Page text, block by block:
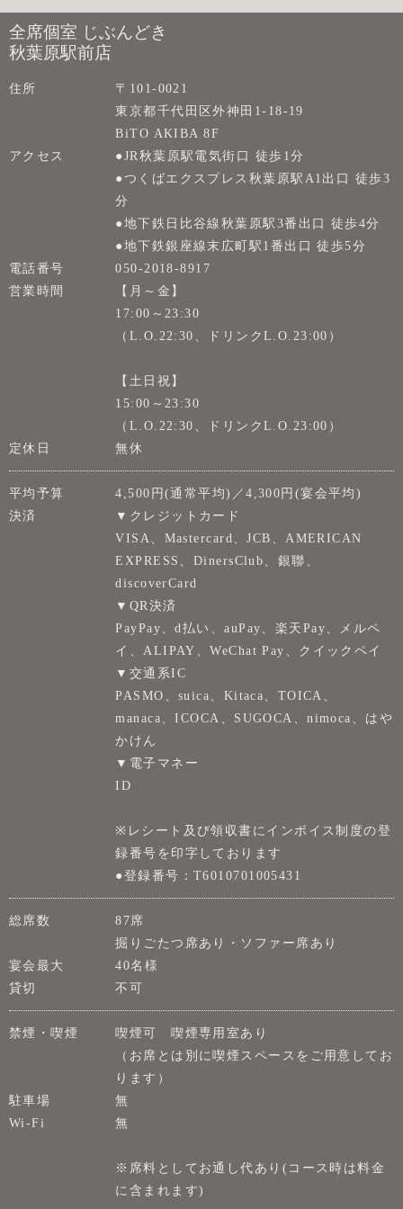
全席個室 じぶんどき
秋葉原駅前店
住所
〒101-0021
東京都千代田区外神田1-18-19
BiTO AKIBA 8F
アクセス
●JR秋葉原駅電気街口 徒歩1分
●つくばエクスプレス秋葉原駅A1出口 徒歩3
分
●地下鉄日比谷線秋葉原駅3番出口 徒歩4分
●地下鉄銀座線末広町駅1番出口 徒歩5分
電話番号
050-2018-8917
営業時間
【月～金】
17:00～23:30
（L.O.22:30、ドリンクL.O.23:00）
【土日祝】
15:00～23:30
（L.O.22:30、ドリンクL.O.23:00）
定休日
無休
平均予算
4,500円(通常平均)／4,300円(宴会平均)
決済
▼クレジットカード
VISA、Mastercard、JCB、AMERICAN
EXPRESS、DinersClub、銀聯、
discoverCard
▼QR決済
PayPay、d払い、auPay、楽天Pay、メルペ
イ、ALIPAY、WeChat Pay、クイックペイ
▼交通系IC
PASMO、suica、Kitaca、TOICA、
manaca、ICOCA、SUGOCA、nimoca、はや
かけん
▼電子マネー
ID
※レシート及び領収書にインボイス制度の登
録番号を印字しております
●登録番号：T6010701005431
総席数
87席
掘りごたつ席あり・ソファー席あり
宴会最大
40名様
貸切
不可
禁煙・喫煙
喫煙可 喫煙専用室あり
（お席とは別に喫煙スペースをご用意してお
ります）
駐車場
無
Wi-Fi
無
※席料としてお通し代あり(コース時は料金
に含まれます)